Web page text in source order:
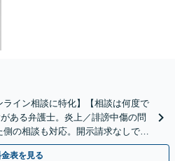
ライン相談に特化】【相談は何度で
ある弁護士。炎上／誹謗中傷の問
の相談も対応。開示請求なしで本
表を見る